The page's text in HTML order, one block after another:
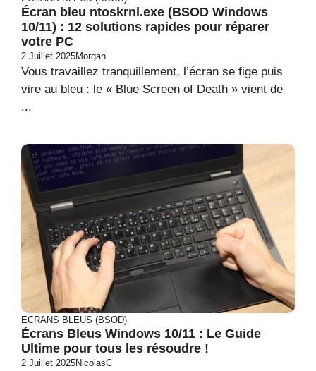
Écran bleu ntoskrnl.exe (BSOD Windows
10/11) : 12 solutions rapides pour réparer
votre PC
2 Juillet 2025Morgan
Vous travaillez tranquillement, l’écran se fige puis
vire au bleu : le « Blue Screen of Death » vient de
...
ECRANS BLEUS (BSOD)
Écrans Bleus Windows 10/11 : Le Guide
Ultime pour tous les résoudre !
2 Juillet 2025NicolasC